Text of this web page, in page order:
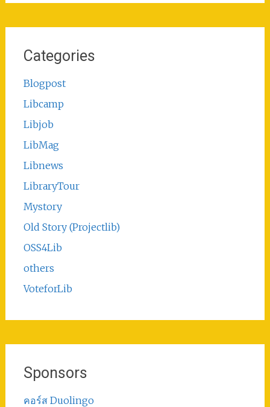
Categories
Blogpost
Libcamp
Libjob
LibMag
Libnews
LibraryTour
Mystory
Old Story (Projectlib)
OSS4Lib
others
VoteforLib
Sponsors
คอร์ส Duolingo